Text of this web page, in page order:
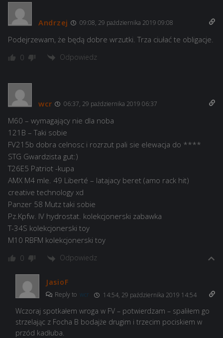
Andrzej 09:08, 29 października 2019 09:08
Podejrzewam, że będą dobre wrzutki. Trza ciułać te obligacje.
0 Odpowiedz
wcr 06:37, 29 października 2019 06:37
M60 – wymagający nie dla noba
121B – Taki sobie
FV215b dobra celnosc i rozrzut pali sie elewacja do ****
STG Gwardzista gut:)
T26E5 Patriot -kupa
AMX M4 mle. 49 Liberté – latajacy beret (amo rack hit)
creative technology xd
Panzer 58 Mutz taki sobie
Pz.Kpfw. IV hydrostat. kolekcjonerski zabawka
Т-34S kolekcjonerski toy
M10 RBFM kolekcjonerski toy
0 Odpowiedz
JasioF
Reply to wcr 14:54, 29 października 2019 14:54
Wczoraj spotkałem wroga w FV – potwierdzam – spaliłem go
strzelając z Focha B bodajże drugim i trzecim pociskiem w
przód kadłuba.